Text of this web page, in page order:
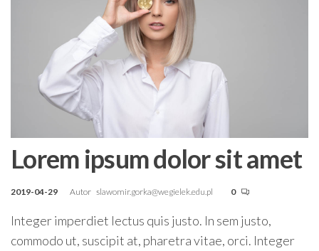
Lorem ipsum dolor sit amet
2019-04-29 Autor slawomir.gorka@wegielek.edu.pl 0
Integer imperdiet lectus quis justo. In sem justo,
commodo ut, suscipit at, pharetra vitae, orci. Integer